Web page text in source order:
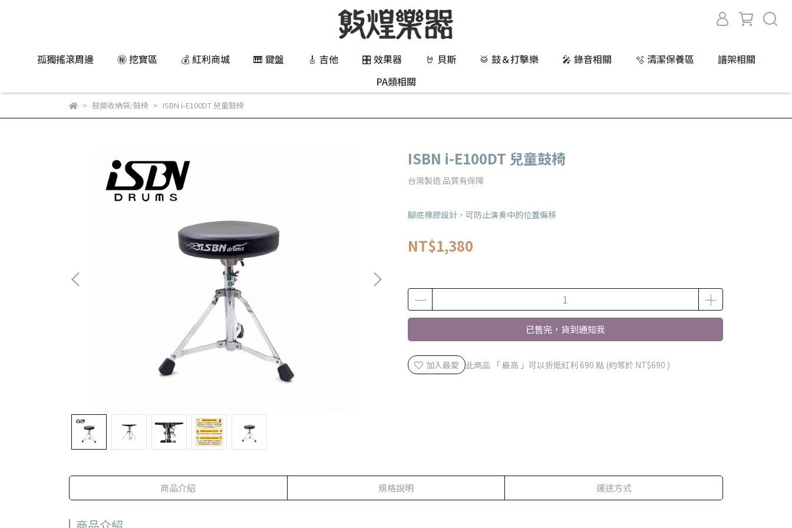
孤獨搖滾周邊 ㊙️ 挖寶區 💰 紅利商城 🎹 鍵盤 🎸 吉他 🎛️ 效果器 🤘 貝斯 🥁 鼓＆打擊樂 🎤 錄音相關 🫧 清潔保養區
譜架相關
PA類相關
鼓類收納袋/鼓椅 ISBN i-E100DT 兒童鼓椅
ISBN i-E100DT 兒童鼓椅
台灣製造 品質有保障
腳底橡膠設計，可防止演奏中的位置偏移
NT$1,380
已售完，貨到通知我
加入最愛 此商品 「 最高 」可以折抵紅利 690 點 (約等於 NT$690 )
商品介紹 規格說明 運送方式